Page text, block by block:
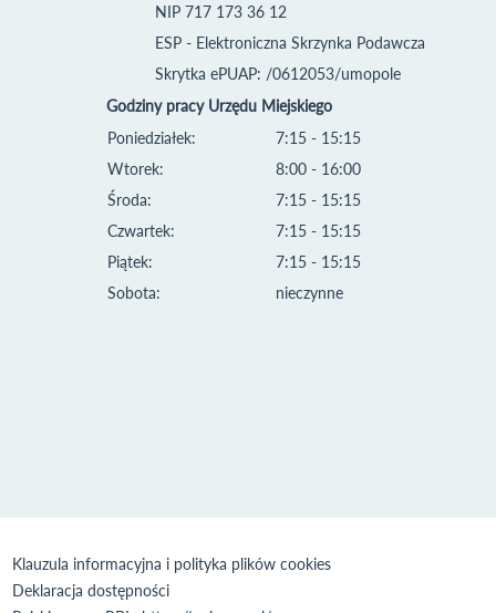
NIP 717 173 36 12
ESP - Elektroniczna Skrzynka Podawcza
Skrytka ePUAP: /0612053/umopole
Godziny pracy Urzędu Miejskiego
Poniedziałek:
Wtorek:
Środa:
Czwartek:
Piątek:
Sobota:
7:15 - 15:15
8:00 - 16:00
7:15 - 15:15
7:15 - 15:15
7:15 - 15:15
nieczynne
Klauzula informacyjna i polityka plików cookies
Deklaracja dostępności